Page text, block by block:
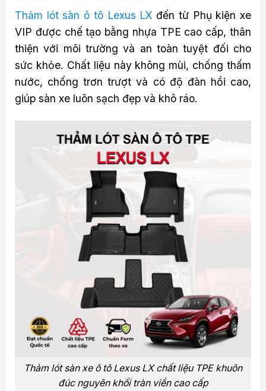
Thảm lót sàn ô tô Lexus LX đến từ Phụ kiện xe
VIP được chế tạo bằng nhựa TPE cao cấp, thân
thiện với môi trường và an toàn tuyệt đối cho
sức khỏe. Chất liệu này không mùi, chống thấm
nước, chống trơn trượt và có độ đàn hồi cao,
giúp sàn xe luôn sạch đẹp và khô ráo.
Thảm lót sàn xe ô tô Lexus LX chất liệu TPE khuôn
đúc nguyên khối tràn viền cao cấp